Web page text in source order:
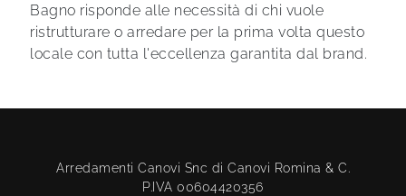
Bagno risponde alle necessità di chi vuole
ristrutturare o arredare per la prima volta questo
locale con tutta l'eccellenza garantita dal brand.
Arredamenti Canovi Snc di Canovi Romina & C.
P.IVA 00604420356